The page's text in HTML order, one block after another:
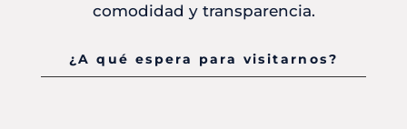
comodidad y transparencia.
¿A qué espera para visitarnos?